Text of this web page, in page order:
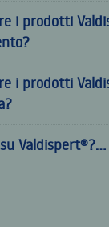
i prodotti
i prodotti
Valdispert®?...